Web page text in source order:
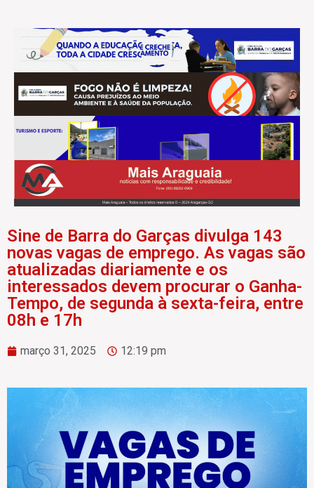
Sine de Barra do Garças divulga 143
novas vagas de emprego. As vagas são
atualizadas diariamente e os
interessados devem procurar o Ganha-
Tempo, de segunda à sexta-feira, entre
08h e 17h
março 31, 2025 12:19 pm